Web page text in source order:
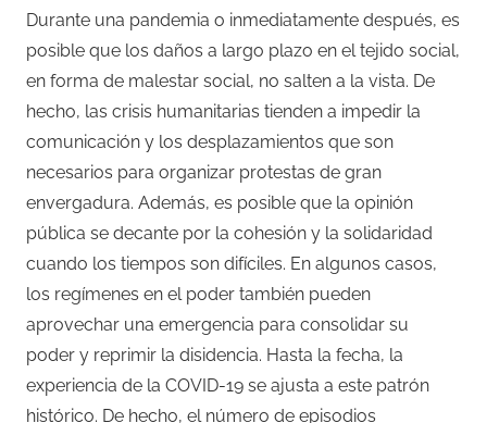
Durante una pandemia o inmediatamente después, es
posible que los daños a largo plazo en el tejido social,
en forma de malestar social, no salten a la vista. De
hecho, las crisis humanitarias tienden a impedir la
comunicación y los desplazamientos que son
necesarios para organizar protestas de gran
envergadura. Además, es posible que la opinión
pública se decante por la cohesión y la solidaridad
cuando los tiempos son difíciles. En algunos casos,
los regímenes en el poder también pueden
aprovechar una emergencia para consolidar su
poder y reprimir la disidencia. Hasta la fecha, la
experiencia de la COVID-19 se ajusta a este patrón
histórico. De hecho, el número de episodios